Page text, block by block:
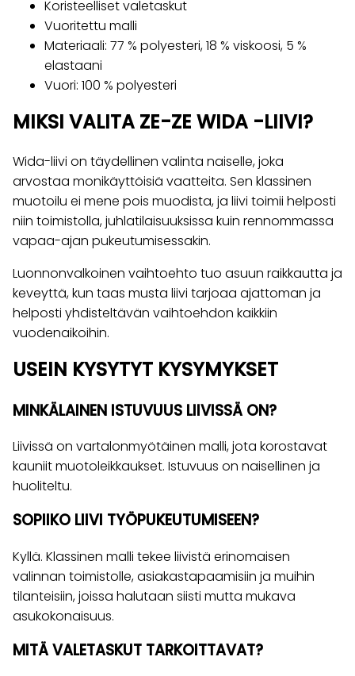
Koristeelliset valetaskut
Vuoritettu malli
Materiaali: 77 % polyesteri, 18 % viskoosi, 5 %
elastaani
Vuori: 100 % polyesteri
MIKSI VALITA ZE-ZE WIDA -LIIVI?
Wida-liivi on täydellinen valinta naiselle, joka
arvostaa monikäyttöisiä vaatteita. Sen klassinen
muotoilu ei mene pois muodista, ja liivi toimii helposti
niin toimistolla, juhlatilaisuuksissa kuin rennommassa
vapaa-ajan pukeutumisessakin.
Luonnonvalkoinen vaihtoehto tuo asuun raikkautta ja
keveyttä, kun taas musta liivi tarjoaa ajattoman ja
helposti yhdisteltävän vaihtoehdon kaikkiin
vuodenaikoihin.
USEIN KYSYTYT KYSYMYKSET
MINKÄLAINEN ISTUVUUS LIIVISSÄ ON?
Liivissä on vartalonmyötäinen malli, jota korostavat
kauniit muotoleikkaukset. Istuvuus on naisellinen ja
huoliteltu.
SOPIIKO LIIVI TYÖPUKEUTUMISEEN?
Kyllä. Klassinen malli tekee liivistä erinomaisen
valinnan toimistolle, asiakastapaamisiin ja muihin
tilanteisiin, joissa halutaan siisti mutta mukava
asukokonaisuus.
MITÄ VALETASKUT TARKOITTAVAT?